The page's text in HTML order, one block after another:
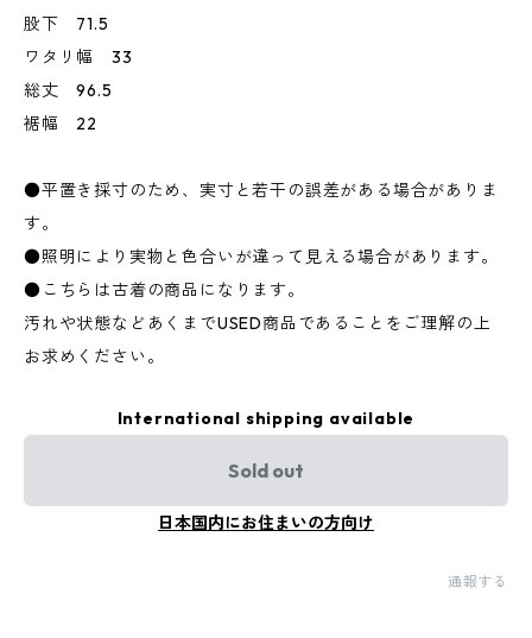
股下 71.5
ワタリ幅 33
総丈 96.5
裾幅 22
●平置き採寸のため、実寸と若干の誤差がある場合がありま
す。
●照明により実物と色合いが違って見える場合があります。
●こちらは古着の商品になります。
汚れや状態などあくまでUSED商品であることをご理解の上
お求めください。
International shipping available
Sold out
日本国内にお住まいの方向け
通報する